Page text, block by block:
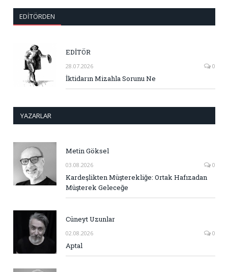
EDITÖRDEN
EDİTÖR
28.07.2026 0
İktidarın Mizahla Sorunu Ne
YAZARLAR
Metin Göksel
03.08.2026 0
Kardeşlikten Müşterekliğe: Ortak Hafızadan
Müşterek Geleceğe
Cüneyt Uzunlar
02.08.2026 0
Aptal